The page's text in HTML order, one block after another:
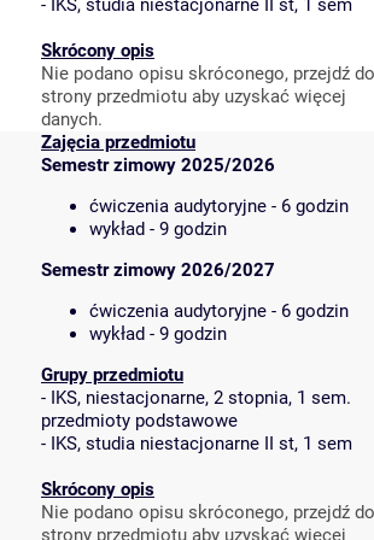
- IKS, studia niestacjonarne II st, 1 sem
Skrócony opis
Nie podano opisu skróconego, przejdź do
strony przedmiotu aby uzyskać więcej
danych.
Zajęcia przedmiotu
Semestr zimowy 2025/2026
ćwiczenia audytoryjne - 6 godzin
wykład - 9 godzin
Semestr zimowy 2026/2027
ćwiczenia audytoryjne - 6 godzin
wykład - 9 godzin
Grupy przedmiotu
- IKS, niestacjonarne, 2 stopnia, 1 sem.
przedmioty podstawowe
- IKS, studia niestacjonarne II st, 1 sem
Skrócony opis
Nie podano opisu skróconego, przejdź do
strony przedmiotu aby uzyskać więcej